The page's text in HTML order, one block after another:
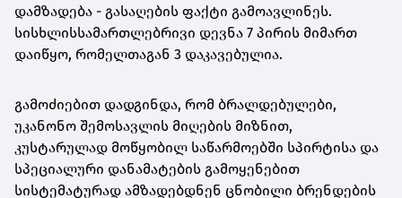
დამზადება - გასაღების ფაქტი გამოავლინეს.
სისხლისსამართლებრივი დევნა 7 პირის მიმართ
დაიწყო, რომელთაგან 3 დაკავებულია.
გამოძიებით დადგინდა, რომ ბრალდებულები,
უკანონო შემოსავლის მიღების მიზნით,
კუსტარულად მოწყობილ საწარმოებში სპირტისა და
სპეციალური დანამატების გამოყენებით
სისტემატურად ამზადებდნენ ცნობილი ბრენდების